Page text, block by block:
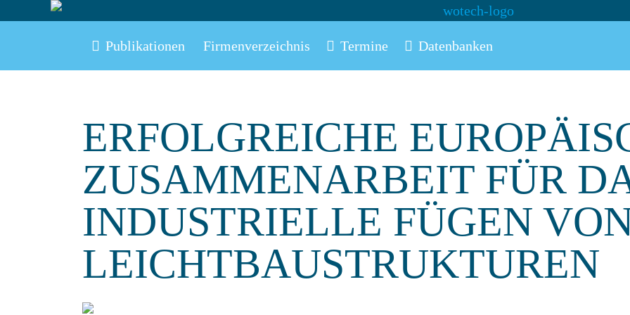
Publikationen Firmenverzeichnis Termine Datenbanken
ERFOLGREICHE
ZUSAMMENARBEIT FÜR
INDUSTRIELLE FÜGEN
LEICHTBAUSTRUKTUREN